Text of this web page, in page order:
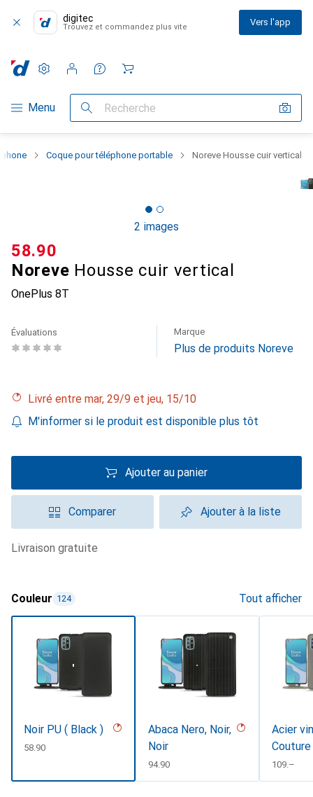
digitec
Trouvez et commandez plus vite Vers l'app
Navigation par catégorie
Menu Recherche
Paramètres
Compte client
Listes de comparaison
Listes d'envies
Panier
Coque pour téléphone portable Noreve Housse cuir vertical
2 images
Noreve Housse cuir vertical
OnePlus 8T
CHF
58.90
Évaluations Marque
Plus de produits Noreve
Livré entre mar, 29/9 et jeu, 15/10
M'informer si le produit est disponible plus tôt
Ajouter au panier
Comparer Ajouter à la liste
livraison gratuite
Couleur 124 Tout afficher
Noir PU ( Black )
CHF
58.90
Abaca Nero, Noir,
Noir
CHF
94.90
Acier
Couture
CHF
109.–